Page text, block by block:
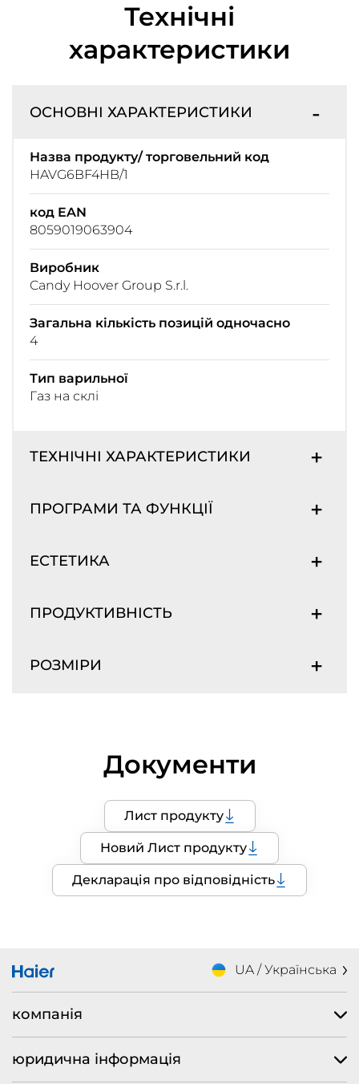
Технічні
характеристики
ОСНОВНІ ХАРАКТЕРИСТИКИ
Назва продукту/ торговельний код
HAVG6BF4HB/1
код EAN
8059019063904
Виробник
Candy Hoover Group S.r.l.
Загальна кількість позицій одночасно
4
Тип варильної
Газ на склі
ТЕХНІЧНІ ХАРАКТЕРИСТИКИ
ПРОГРАМИ ТА ФУНКЦІЇ
ЕСТЕТИКА
ПРОДУКТИВНІСТЬ
РОЗМІРИ
Документи
Лист продукту
Новий Лист продукту
Декларація про відповідність
UA / Українська
компанія
юридична інформація